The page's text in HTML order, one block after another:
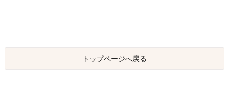
トップページへ戻る